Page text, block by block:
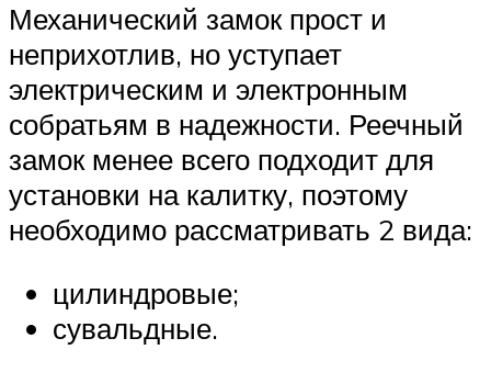
Механический замок прост и
неприхотлив, но уступает
электрическим и электронным
собратьям в надежности. Реечный
замок менее всего подходит для
установки на калитку, поэтому
необходимо рассматривать 2 вида:
цилиндровые;
сувальдные.